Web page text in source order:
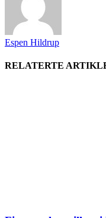
Espen Hildrup
RELATERTE